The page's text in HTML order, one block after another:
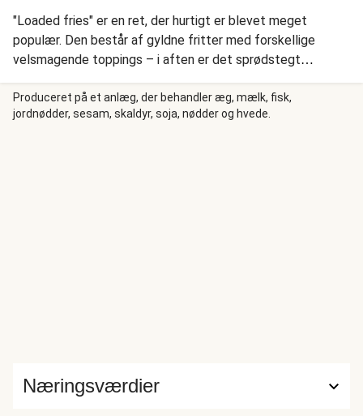
"Loaded fries" er en ret, der hurtigt er blevet meget
populær. Den består af gyldne fritter med forskellige
velsmagende toppings – i aften er det sprødstegt
prosciutto, frisk basilikumdressing og cremet ricotta. En
delikat middag med middelhavssmage- og råvarer i
centrum.
Produceret på et anlæg, der behandler æg, mælk, fisk,
jordnødder, sesam, skaldyr, soja, nødder og hvede.
Næringsværdier